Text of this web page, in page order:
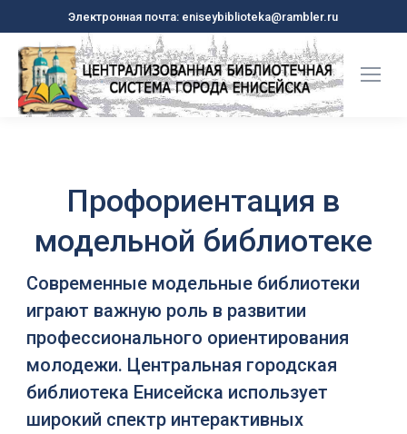
Электронная почта: eniseybiblioteka@rambler.ru
Профориентация в
модельной библиотеке
Современные модельные библиотеки
играют важную роль в развитии
профессионального ориентирования
молодежи. Центральная городская
библиотека Енисейска использует
широкий спектр интерактивных